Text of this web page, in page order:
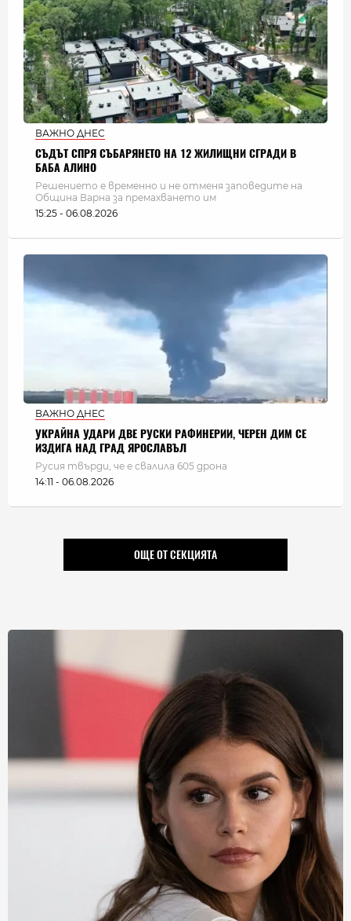
ВАЖНО ДНЕС
СЪДЪТ СПРЯ СЪБАРЯНЕТО НА 12 ЖИЛИЩНИ СГРАДИ В
БАБА АЛИНО
Решението е временно и не отменя заповедите на
Община Варна за премахването им
15:25 - 06.08.2026
ВАЖНО ДНЕС
УКРАЙНА УДАРИ ДВЕ РУСКИ РАФИНЕРИИ, ЧЕРЕН ДИМ СЕ
ИЗДИГА НАД ГРАД ЯРОСЛАВЪЛ
Русия твърди, че е свалила 605 дрона
14:11 - 06.08.2026
ОЩЕ ОТ СЕКЦИЯТА